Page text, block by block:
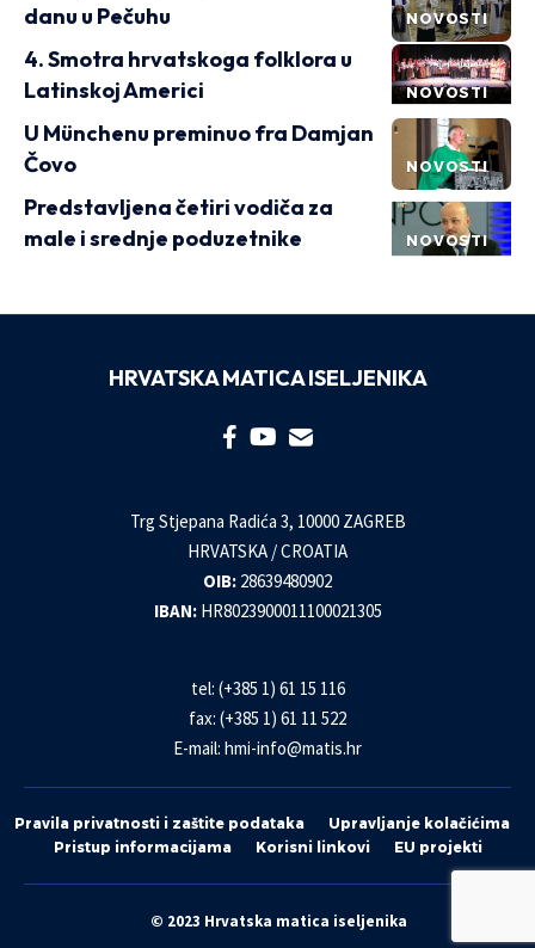
NOVOSTI
danu u Pečuhu
NOVOSTI
4. Smotra hrvatskoga folklora u
Latinskoj Americi
NOVOSTI
U Münchenu preminuo fra Damjan
Čovo
NOVOSTI
Predstavljena četiri vodiča za
male i srednje poduzetnike
HRVATSKA MATICA ISELJENIKA
Trg Stjepana Radića 3, 10000 ZAGREB
HRVATSKA / CROATIA
OIB: 28639480902
IBAN: HR8023900011100021305
tel: (+385 1) 61 15 116
fax: (+385 1) 61 11 522
E-mail: hmi-info@matis.hr
Pravila privatnosti i zaštite podataka
Upravljanje kolačićima
Pristup informacijama
Korisni linkovi EU projekti
© 2023 Hrvatska matica iseljenika